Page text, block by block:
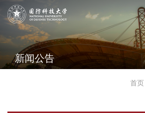
新闻公告
首页